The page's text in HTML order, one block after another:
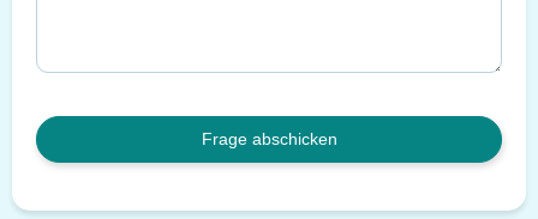
Frage abschicken